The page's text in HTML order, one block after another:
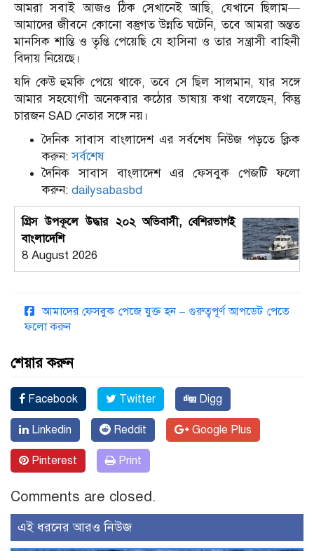
আমরা সবাই আজও ঠিক সেখানেই আছি, যেখানে ছিলাম—
আমাদের জীবনে কোনো বস্তুগত উন্নতি ঘটেনি, তবে আমরা অন্তত
মানসিক শান্তি ও তৃপ্তি পেয়েছি যে হাসিনা ও তার সন্ত্রাসী বাহিনী
বিদায় নিয়েছে।
যদি কেউ হুমকি পেয়ে থাকে, তবে সে ছিল সালমান, যার সঙ্গে
আমার সহযোগী অনেকবার কঠোর ভাষায় কথা বলেছেন, কিন্তু
চারজন SAD নেতার সঙ্গে নয়।
দৈনিক সাবাস বাংলাদেশ এর সর্বশেষ নিউজ পড়তে ক্লিক
করুন:সর্বশেষ
দৈনিক সাবাস বাংলাদেশ এর ফেসবুক পেজটি ফলো
করুন: dailysabasbd
গ্রিস উপকূলে উদ্ধার ২০২ অভিবাসী, বেশিরভাগই
বাংলাদেশি
8 August 2026
আমাদের ফেসবুক পেজে যুক্ত হন – গুরুত্বপূর্ণ আপডেট পেতে
ফলো করুন
শেয়ার করুন
Facebook Twitter Digg
Linkedin Reddit Google Plus
Pinterest Print
Comments are closed.
এই ধরনের আরও নিউজ